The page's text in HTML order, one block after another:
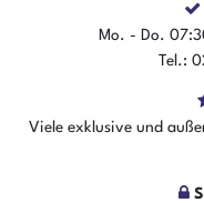
Mo. - Do.
Tel.:
Viele exklusive und